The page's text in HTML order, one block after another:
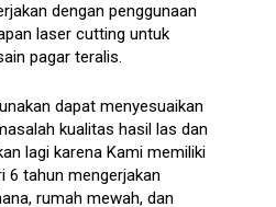
dengan penggunaan
laser cutting untuk
pagar teralis.
dapat menyesuaikan
kualitas hasil las dan
lagi karena Kami memiliki
6 tahun mengerjakan
rumah mewah, dan